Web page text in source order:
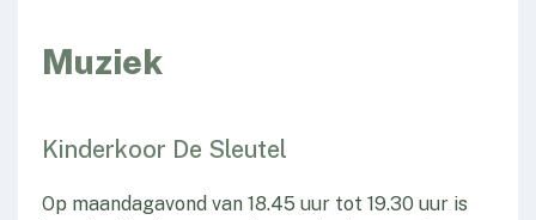
Muziek
Kinderkoor De Sleutel
Op maandagavond van 18.45 uur tot 19.30 uur is